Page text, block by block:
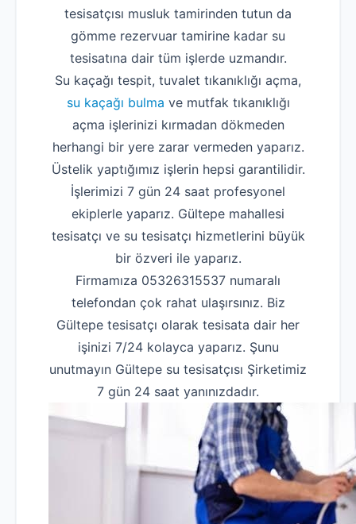
tesisatçısı musluk tamirinden tutun da
gömme rezervuar tamirine kadar su
tesisatına dair tüm işlerde uzmandır.
Su kaçağı tespit, tuvalet tıkanıklığı açma,
su kaçağı bulma ve mutfak tıkanıklığı
açma işlerinizi kırmadan dökmeden
herhangi bir yere zarar vermeden yaparız.
Üstelik yaptığımız işlerin hepsi garantilidir.
İşlerimizi 7 gün 24 saat profesyonel
ekiplerle yaparız. Gültepe mahallesi
tesisatçı ve su tesisatçı hizmetlerini büyük
bir özveri ile yaparız.
Firmamıza 05326315537 numaralı
telefondan çok rahat ulaşırsınız. Biz
Gültepe tesisatçı olarak tesisata dair her
işinizi 7/24 kolayca yaparız. Şunu
unutmayın Gültepe su tesisatçısı Şirketimiz
7 gün 24 saat yanınızdadır.